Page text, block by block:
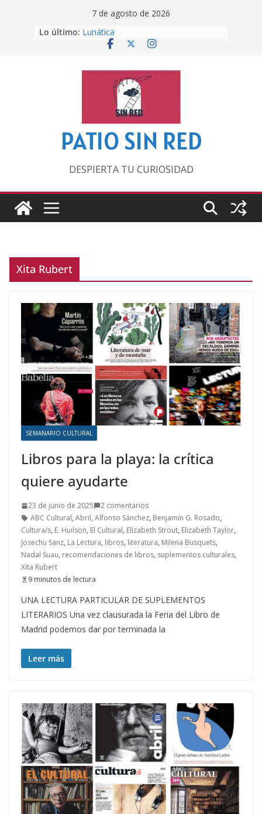
7 de agosto de 2026
Lo último: Lunática
Pero, hasta entonces…
‘La broma infinita’ de recomendar
lecturas veraniegas
Otra del Mundial
PATIO SIN RED
DESPIERTA TU CURIOSIDAD
Xita Rubert
SEMANARIO CULTURAL
Libros para la playa: la crítica
quiere ayudarte
23 de junio de 2025
2 comentarios
ABC Cultural, Abril, Alfonso Sánchez, Benjamín G. Rosado,
Cultura/s, E. Huilson, El Cultural, Elizabeth Strout, Elizabeth Taylor,
Josechu Sanz, La Lectura, libros, literatura, Milena Busquets,
Nadal Suau, recomendaciones de libros, suplementos culturales,
Xita Rubert
9 minutos de lectura
UNA LECTURA PARTICULAR DE SUPLEMENTOS
LITERARIOS Una vez clausurada la Feria del Libro de
Madrid podemos dar por terminada la
Leer más